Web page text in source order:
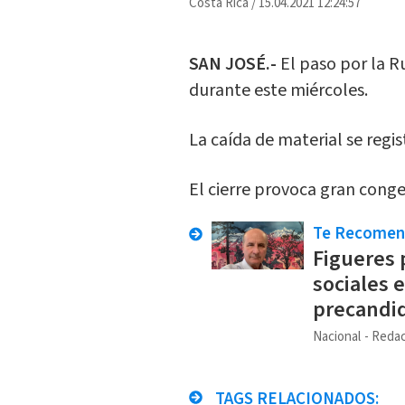
SAN JOSÉ.- El paso por la
durante este miércoles.
La caída de material se
El cierre provoca gran
Te
Figueres
sociales
Nacional
TAGS RELACIONADOS: